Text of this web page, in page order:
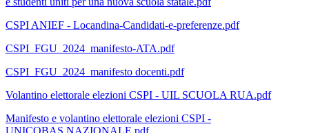
CSPI ANIEF - Locandina-Candidati-e-preferenze.pdf
CSPI_FGU_2024_manifesto-ATA.pdf
CSPI_FGU_2024_manifesto docenti.pdf
Volantino elettorale elezioni CSPI - UIL SCUOLA RUA.pdf
Manifesto e volantino elettorale elezioni CSPI -